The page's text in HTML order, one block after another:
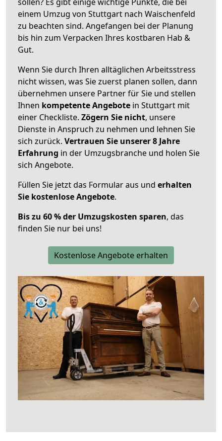
einem Umzug von Stuttgart nach Waischenfeld
zu beachten sind. Angefangen bei der Planung
bis hin zum Verpacken Ihres kostbaren Hab &
Gut.
Wenn Sie durch Ihren alltäglichen Arbeitsstress
nicht wissen, was Sie zuerst planen sollen, dann
übernehmen unsere Partner für Sie und stellen
Ihnen kompetente Angebote in Stuttgart mit
einer Checkliste. Zögern Sie nicht, unsere
Dienste in Anspruch zu nehmen und lehnen Sie
sich zurück. Vertrauen Sie unserer 8 Jahre
Erfahrung in der Umzugsbranche und holen Sie
sich Angebote.
Füllen Sie jetzt das Formular aus und erhalten
Sie kostenlose Angebote.
Bis zu 60 % der Umzugskosten sparen, das
finden Sie nur bei uns!
Kostenlose Angebote erhalten